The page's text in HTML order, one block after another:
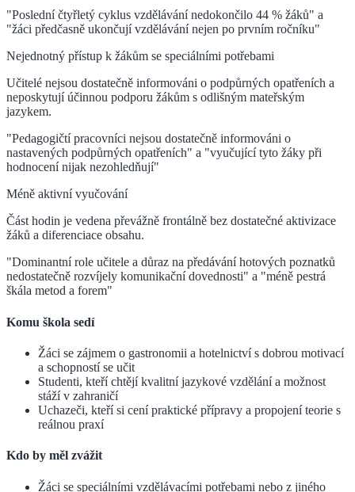
"Poslední čtyřletý cyklus vzdělávání nedokončilo 44 % žáků" a
"žáci předčasně ukončují vzdělávání nejen po prvním ročníku"
Nejednotný přístup k žákům se speciálními potřebami
Učitelé nejsou dostatečně informováni o podpůrných opatřeních a
neposkytují účinnou podporu žákům s odlišným mateřským
jazykem.
"Pedagogičtí pracovníci nejsou dostatečně informováni o
nastavených podpůrných opatřeních" a "vyučující tyto žáky při
hodnocení nijak nezohledňují"
Méně aktivní vyučování
Část hodin je vedena převážně frontálně bez dostatečné aktivizace
žáků a diferenciace obsahu.
"Dominantní role učitele a důraz na předávání hotových poznatků
nedostatečně rozvíjely komunikační dovednosti" a "méně pestrá
škála metod a forem"
Komu škola sedí
Žáci se zájmem o gastronomii a hotelnictví s dobrou motivací
a schopností se učit
Studenti, kteří chtějí kvalitní jazykové vzdělání a možnost
stáží v zahraničí
Uchazeči, kteří si cení praktické přípravy a propojení teorie s
reálnou praxí
Kdo by měl zvážit
Žáci se speciálními vzdělávacími potřebami nebo z jiného